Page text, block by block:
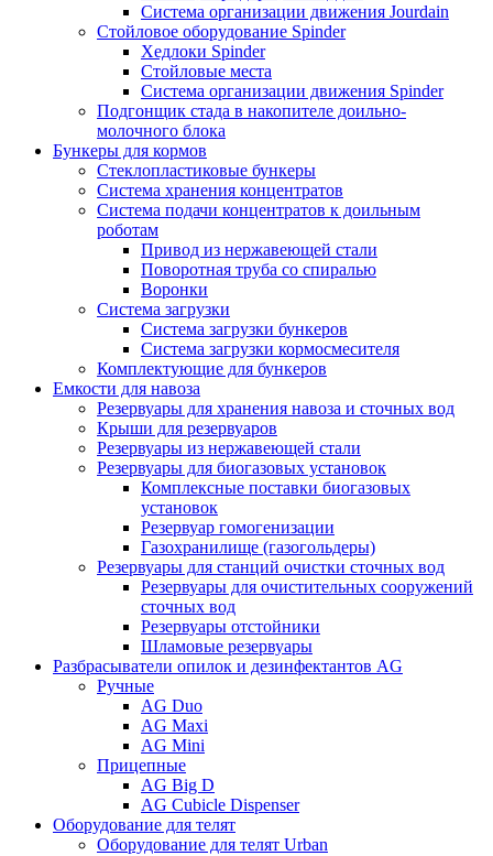
Система организации движения Jourdain
Стойловое оборудование Spinder
Хедлоки Spinder
Стойловые места
Система организации движения Spinder
Подгонщик стада в накопителе доильно-
молочного блока
Бункеры для кормов
Стеклопластиковые бункеры
Система хранения концентратов
Система подачи концентратов к доильным
роботам
Привод из нержавеющей стали
Поворотная труба со спиралью
Воронки
Система загрузки
Система загрузки бункеров
Система загрузки кормосмесителя
Комплектующие для бункеров
Емкости для навоза
Резервуары для хранения навоза и сточных вод
Крыши для резервуаров
Резервуары из нержавеющей стали
Резервуары для биогазовых установок
Комплексные поставки биогазовых
установок
Резервуар гомогенизации
Газохранилище (газогольдеры)
Резервуары для станций очистки сточных вод
Резервуары для очистительных сооружений
сточных вод
Резервуары отстойники
Шламовые резервуары
Разбрасыватели опилок и дезинфектантов AG
Ручные
AG Duo
AG Maxi
AG Mini
Прицепные
AG Big D
AG Сubicle Dispenser
Оборудование для телят
Оборудование для телят Urban